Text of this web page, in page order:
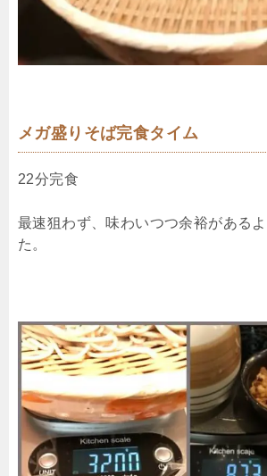
メガ盛りそば完食タイム
22分完食
最速狙わず、味わいつつ余裕がある
た。